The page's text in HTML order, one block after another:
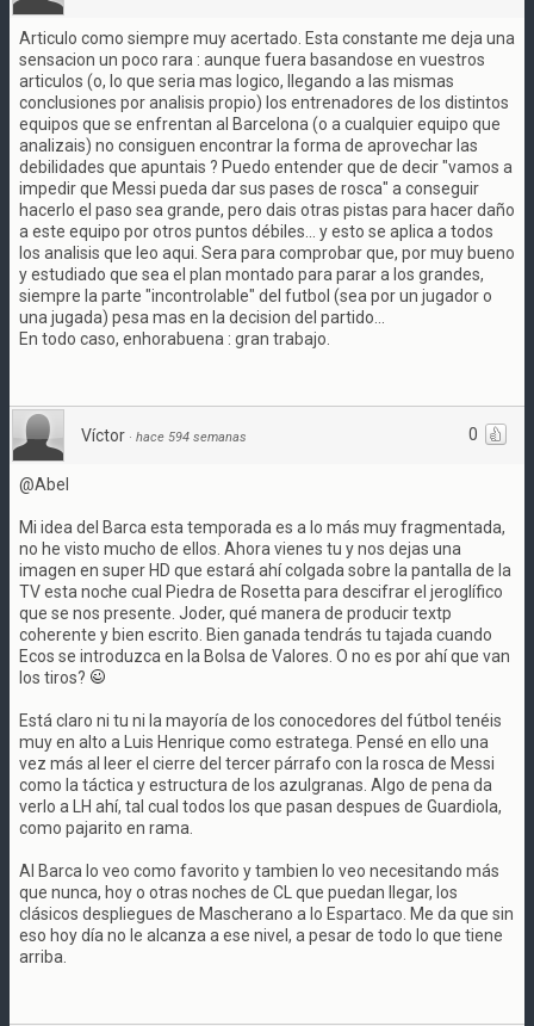
Articulo como siempre muy acertado. Esta constante me deja una
sensacion un poco rara : aunque fuera basandose en vuestros
articulos (o, lo que seria mas logico, llegando a las mismas
conclusiones por analisis propio) los entrenadores de los distintos
equipos que se enfrentan al Barcelona (o a cualquier equipo que
analizais) no consiguen encontrar la forma de aprovechar las
debilidades que apuntais ? Puedo entender que de decir "vamos a
impedir que Messi pueda dar sus pases de rosca" a conseguir
hacerlo el paso sea grande, pero dais otras pistas para hacer daño
a este equipo por otros puntos débiles... y esto se aplica a todos
los analisis que leo aqui. Sera para comprobar que, por muy bueno
y estudiado que sea el plan montado para parar a los grandes,
siempre la parte "incontrolable" del futbol (sea por un jugador o
una jugada) pesa mas en la decision del partido...
En todo caso, enhorabuena : gran trabajo.
0
Víctor · hace 594 semanas
@Abel
Mi idea del Barca esta temporada es a lo más muy fragmentada,
no he visto mucho de ellos. Ahora vienes tu y nos dejas una
imagen en super HD que estará ahí colgada sobre la pantalla de la
TV esta noche cual Piedra de Rosetta para descifrar el jeroglífico
que se nos presente. Joder, qué manera de producir textp
coherente y bien escrito. Bien ganada tendrás tu tajada cuando
Ecos se introduzca en la Bolsa de Valores. O no es por ahí que van
los tiros?
Está claro ni tu ni la mayoría de los conocedores del fútbol tenéis
muy en alto a Luis Henrique como estratega. Pensé en ello una
vez más al leer el cierre del tercer párrafo con la rosca de Messi
como la táctica y estructura de los azulgranas. Algo de pena da
verlo a LH ahí, tal cual todos los que pasan despues de Guardiola,
como pajarito en rama.
Al Barca lo veo como favorito y tambien lo veo necesitando más
que nunca, hoy o otras noches de CL que puedan llegar, los
clásicos despliegues de Mascherano a lo Espartaco. Me da que sin
eso hoy día no le alcanza a ese nivel, a pesar de todo lo que tiene
arriba.